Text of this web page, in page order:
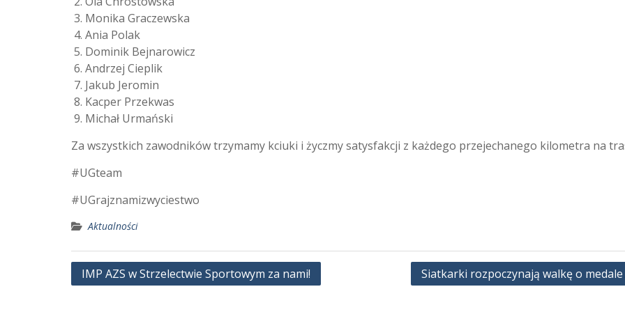
Monika Graczewska
Ania Polak
Dominik Bejnarowicz
Andrzej Cieplik
Jakub Jeromin
Kacper Przekwas
Michał Urmański
Za wszystkich zawodników trzymamy kciuki i życzmy satysfakcji z każdego przejechanego kilometra na
#UGteam
#UGrajznamizwyciestwo
Aktualności
Nawigacja
IMP AZS w Strzelectwie Sportowym za nami! Siatkarki rozpoczynają walkę o medale